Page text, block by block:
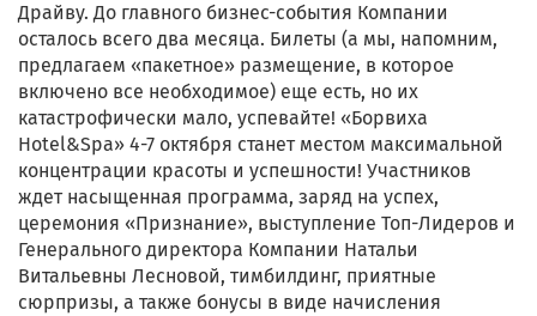
Драйву. До главного бизнес-события Компании
осталось всего два месяца. Билеты (а мы, напомним,
предлагаем «пакетное» размещение, в которое
включено все необходимое) еще есть, но их
катастрофически мало, успевайте! «Борвиха
Hotel&Spa» 4-7 октября станет местом максимальной
концентрации красоты и успешности! Участников
ждет насыщенная программа, заряд на успех,
церемония «Признание», выступление Топ-Лидеров и
Генерального директора Компании Натальи
Витальевны Лесновой, тимбилдинг, приятные
сюрпризы, а также бонусы в виде начисления